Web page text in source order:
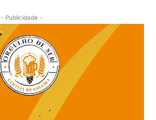
- Publicidade -